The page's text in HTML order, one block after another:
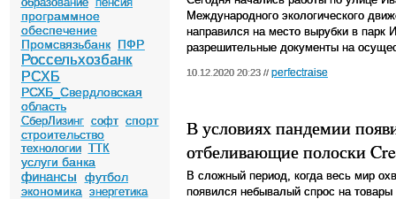
программное
обеспечение
Промсвязьбанк ПФР
Россельхозбанк
РСХБ
РСХБ_Свердловская
область
СберЛизинг софт спорт
строительство
технологии ТТК
услуги банка
финансы
футбол
экономика
энергетика
Международного экологического
направился на место вырубки в парк
разрешительные документы на
10.12.2020 20:23 // perfectraise
В условиях пандемии
отбеливающие полоски
В сложный период, когда весь мир
появился небывалый спрос на товары